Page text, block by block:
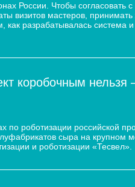
России. Чтобы согласовать
визитов мастеров,
разрабатывалась система
коробочным нельзя
по роботизации российской
сыра на крупном
и роботизации «Тесвел».